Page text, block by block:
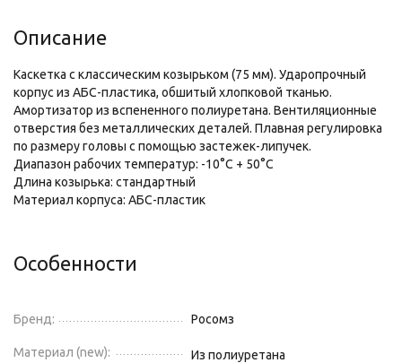
Описание
Каскетка с классическим козырьком (75 мм). Ударопрочный
корпус из АБС-пластика, обшитый хлопковой тканью.
Амортизатор из вспененного полиуретана. Вентиляционные
отверстия без металлических деталей. Плавная регулировка
по размеру головы с помощью застежек-липучек.
Диапазон рабочих температур: -10°C + 50°C
Длина козырька: стандартный
Материал корпуса: АБС-пластик
Особенности
Бренд: Росомз
Материал (new): Из полиуретана